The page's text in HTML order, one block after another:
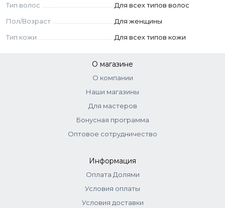
Тип волос
Для всех типов волос
Пол/Возраст
Для женщины
Тип кожи
Для всех типов кожи
О магазине
О компании
Наши магазины
Для мастеров
Бонусная программа
Оптовое сотрудничество
Информация
Оплата Долями
Условия оплаты
Условия доставки